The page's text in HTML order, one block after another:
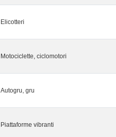
Elicotteri
Motociclette, ciclomotori
Autogru, gru
Piattaforme vibranti